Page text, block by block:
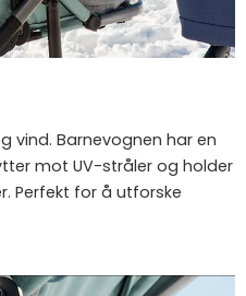
vind. Barnevognen har en
mot UV-stråler og holder
Perfekt for å utforske